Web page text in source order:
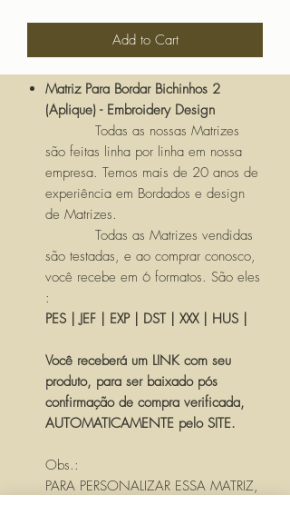
Add to Cart
Matriz Para Bordar Bichinhos 2
(Aplique) - Embroidery Design
Todas as nossas Matrizes
são feitas linha por linha em nossa
empresa. Temos mais de 20 anos de
experiência em Bordados e design
de Matrizes.
Todas as Matrizes vendidas
são testadas, e ao comprar conosco,
você recebe em 6 formatos. São eles
:
PES | JEF | EXP | DST | XXX | HUS |
Você receberá um LINK com seu
produto, para ser baixado pós
confirmação de compra verificada,
AUTOMATICAMENTE pelo SITE.
Obs.:
PARA PERSONALIZAR ESSA MATRIZ,